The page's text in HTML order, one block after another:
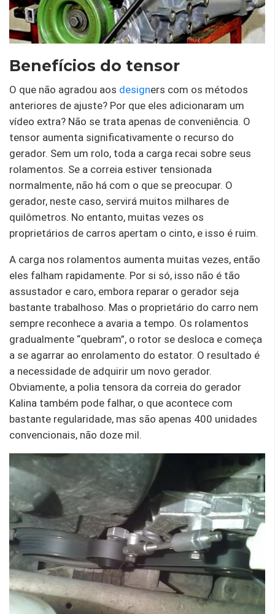
Benefícios do tensor
O que não agradou aos designers com os métodos
anteriores de ajuste? Por que eles adicionaram um
vídeo extra? Não se trata apenas de conveniência. O
tensor aumenta significativamente o recurso do
gerador. Sem um rolo, toda a carga recai sobre seus
rolamentos. Se a correia estiver tensionada
normalmente, não há com o que se preocupar. O
gerador, neste caso, servirá muitos milhares de
quilômetros. No entanto, muitas vezes os
proprietários de carros apertam o cinto, e isso é ruim.
A carga nos rolamentos aumenta muitas vezes, então
eles falham rapidamente. Por si só, isso não é tão
assustador e caro, embora reparar o gerador seja
bastante trabalhoso. Mas o proprietário do carro nem
sempre reconhece a avaria a tempo. Os rolamentos
gradualmente “quebram”, o rotor se desloca e começa
a se agarrar ao enrolamento do estator. O resultado é
a necessidade de adquirir um novo gerador.
Obviamente, a polia tensora da correia do gerador
Kalina também pode falhar, o que acontece com
bastante regularidade, mas são apenas 400 unidades
convencionais, não doze mil.